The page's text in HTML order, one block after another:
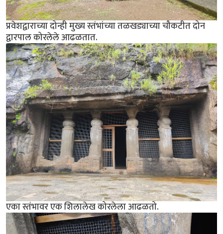
प्रवेशद्वाराच्या दोन्ही मुख्य स्तंभांच्या तळखड्याच्या चौकटीत दोन
द्वारपाल कोरलेले आढळतात.
एका स्तंभावर एक शिलालेख कोरलेला आढळतो.